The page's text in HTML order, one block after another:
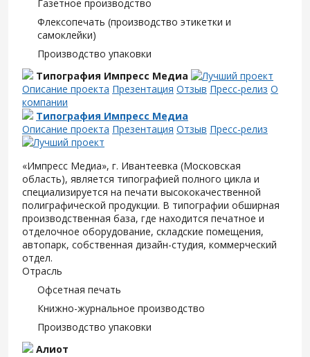
Газетное производство
Флексопечать (производство этикетки и
самоклейки)
Производство упаковки
Типография Импресс Медиа
Описание проекта Презентация Отзыв Пресс-релиз О
компании
Типография Импресс Медиа
Описание проекта Презентация Отзыв Пресс-релиз
«Импресс Медиа», г. Ивантеевка (Московская
область), является типографией полного цикла и
специализируется на печати высококачественной
полиграфической продукции. В типографии обширная
производственная база, где находится печатное и
отделочное оборудование, складские помещения,
автопарк, собственная дизайн-студия, коммерческий
отдел.
Отрасль
Офсетная печать
Книжно-журнальное производство
Производство упаковки
Алиот